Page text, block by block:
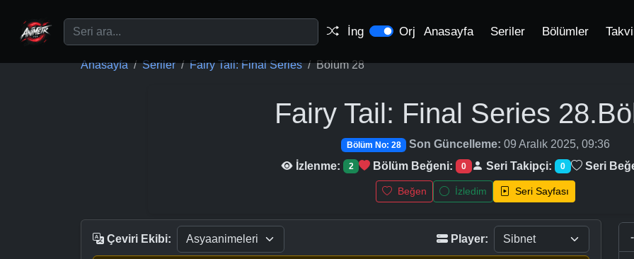
İng Orj Anasayfa Seriler Bölümler
Anasayfa Seriler Fairy Tail: Final Series Bölüm 28
Fairy Tail: Final Series
Bölüm No: 28 Son Güncelleme: 09 Aralık 2025, 09:36
İzlenme:
2 Bölüm Beğeni: 0 Seri Takipçi: 0 Seri
Beğen İzledim Seri Sayfası
Çeviri Ekibi: Player: -